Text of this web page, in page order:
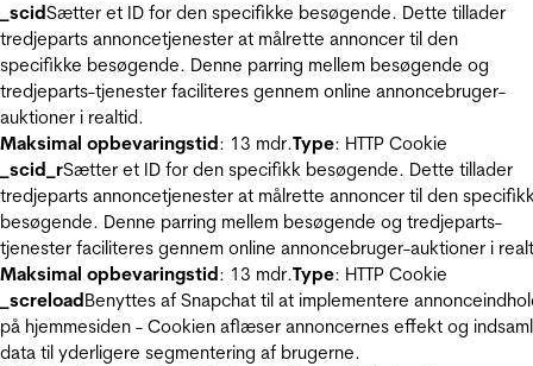
_scidSætter et ID for den specifikke besøgende. Dette tillader
tredjeparts annoncetjenester at målrette annoncer til den
specifikke besøgende. Denne parring mellem besøgende og
tredjeparts-tjenester faciliteres gennem online annoncebruger-
auktioner i realtid.
Maksimal opbevaringstid: 13 mdr.Type: HTTP Cookie
_scid_rSætter et ID for den specifikk besøgende. Dette tillader
tredjeparts annoncetjenester at målrette annoncer til den
besøgende. Denne parring mellem besøgende og tredjeparts-
tjenester faciliteres gennem online annoncebruger-auktioner i
Maksimal opbevaringstid: 13 mdr.Type: HTTP Cookie
_screloadBenyttes af Snapchat til at implementere
på hjemmesiden - Cookien aflæser annoncernes effekt og
data til yderligere segmentering af brugerne.